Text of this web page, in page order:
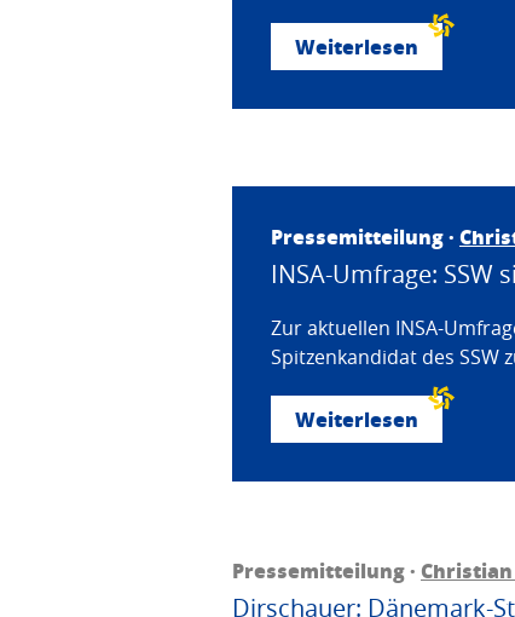
Weiterlesen
Pressemitteilung ·
INSA-Umfrage: SSW
Zur aktuellen INSA-
Spitzenkandidat des SSW
Weiterlesen
Pressemitteilung ·
Dirschauer: Dänemark-